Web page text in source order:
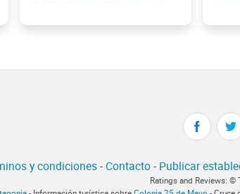
y condiciones- Contacto- Publicar
Ratings and Reviews: ©